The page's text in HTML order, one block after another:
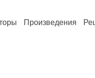
Произведения